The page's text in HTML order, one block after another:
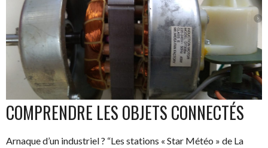
COMPRENDRE LES OBJETS CONNECTÉS
Arnaque d’un industriel ? “Les stations « Star Météo » de La